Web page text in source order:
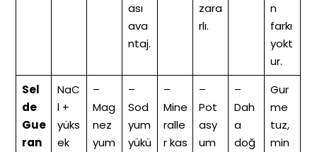
ası
ava
ntaj.
zara
rlı.
n
farkı
yokt
ur.
Sel
de
Gue
ran
NaC
l +
yüks
ek
–
Mag
nez
yum
–
Sod
yum
yükü
–
Mine
ralle
r kas
–
Pot
asy
um
–
Dah
a
doğ
Gur
me
tuz,
min